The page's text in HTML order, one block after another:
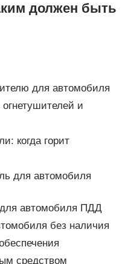
должен быть
для автомобиля
и
когда горит
для автомобиля
автомобиля ПДД
без наличия
средством